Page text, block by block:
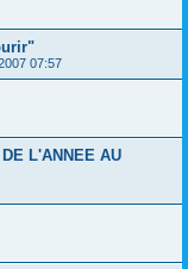
07:57
L'ANNEE AU